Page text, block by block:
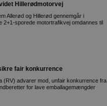
Hillerødmotorvej
Allerød og Hillerød gennemgår i
sporede motortrafikvej omdannes til
fair konkurrence
(RV) advarer mod, unfair konkurrence fra
for lave emballagemængder